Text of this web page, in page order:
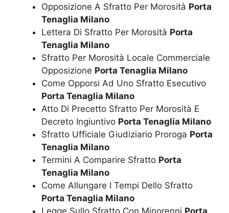
Opposizione A Sfratto Per Morosità Porta
Tenaglia Milano
Lettera Di Sfratto Per Morosità Porta
Tenaglia Milano
Sfratto Per Morosità Locale Commerciale
Opposizione Porta Tenaglia Milano
Come Opporsi Ad Uno Sfratto Esecutivo
Porta Tenaglia Milano
Atto Di Precetto Sfratto Per Morosità E
Decreto Ingiuntivo Porta Tenaglia Milano
Sfratto Ufficiale Giudiziario Proroga Porta
Tenaglia Milano
Termini A Comparire Sfratto Porta
Tenaglia Milano
Come Allungare I Tempi Dello Sfratto
Porta Tenaglia Milano